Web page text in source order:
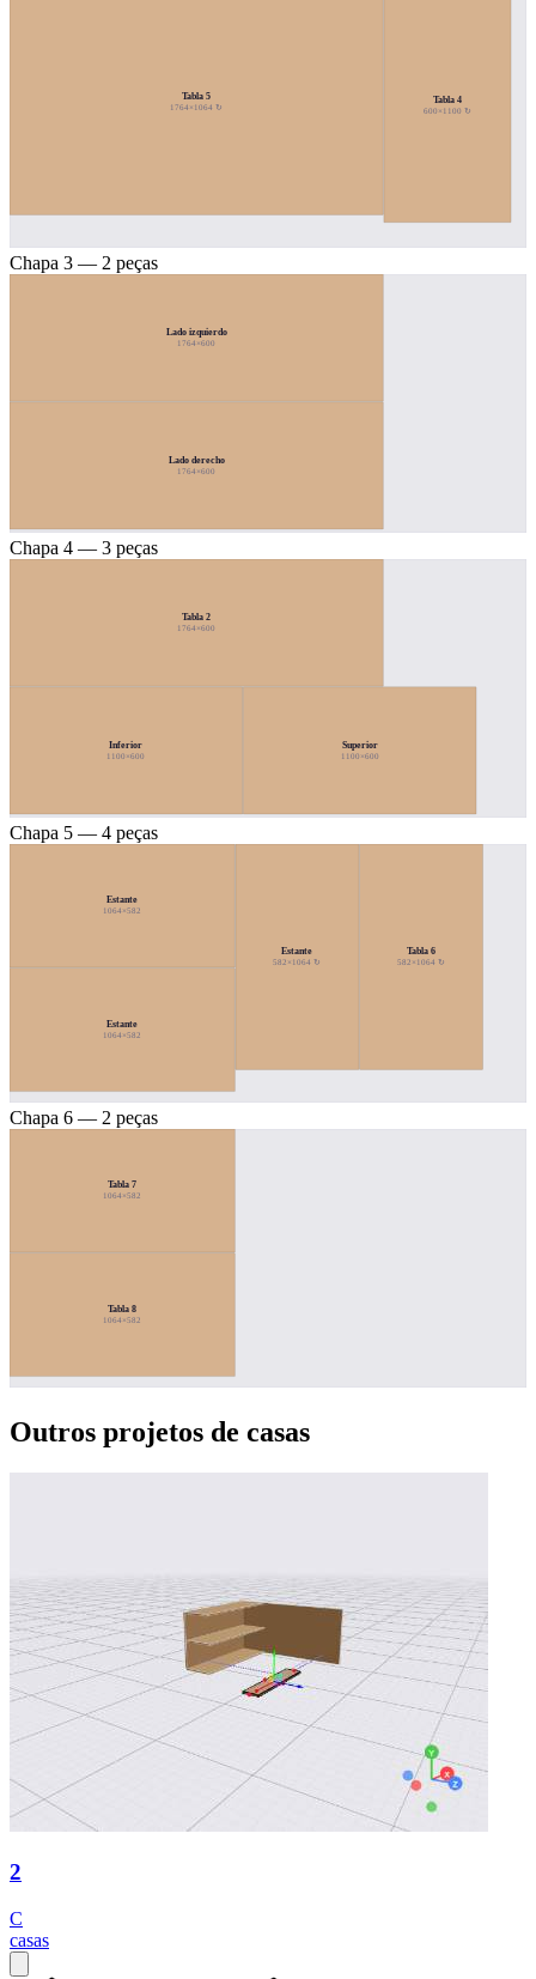
Tabla 5
1764×1064 ↻
Tabla 4
600×1100 ↻
Chapa 3 — 2 peças
Lado izquierdo
1764×600
Lado derecho
1764×600
Chapa 4 — 3 peças
Tabla 2
1764×600
Inferior
1100×600
Superior
1100×600
Chapa 5 — 4 peças
Estante
1064×582
Estante
1064×582
Estante
582×1064 ↻
Tabla 6
582×1064 ↻
Chapa 6 — 2 peças
Tabla 7
1064×582
Tabla 8
1064×582
Outros projetos de casas
2
C
casas